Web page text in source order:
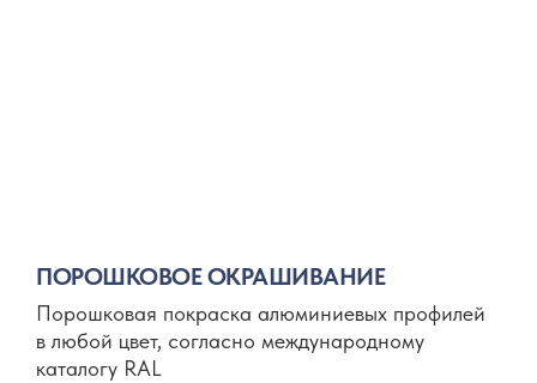
ПОРОШКОВОЕ ОКРАШИВАНИЕ
Порошковая покраска алюминиевых профилей
в любой цвет, согласно международному
каталогу RAL